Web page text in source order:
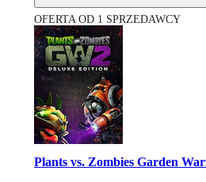
OFERTA OD 1 SPRZEDAWCY
Plants vs. Zombies Garden